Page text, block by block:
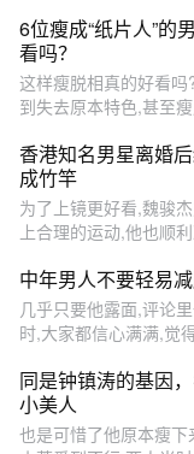
6位瘦成“纸片人”的
看吗？
这样瘦脱相真的好看
到失去原本特色,甚至
香港知名男星离婚
成竹竿
为了上镜更好看,魏骏
上合理的运动,他也顺
中年男人不要轻易
几乎只要他露面,评论
时,大家都信心满满,觉
同是钟镇涛的基因
小美人
也是可惜了他原本瘦